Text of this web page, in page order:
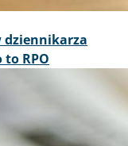
dziennikarza
to RPO